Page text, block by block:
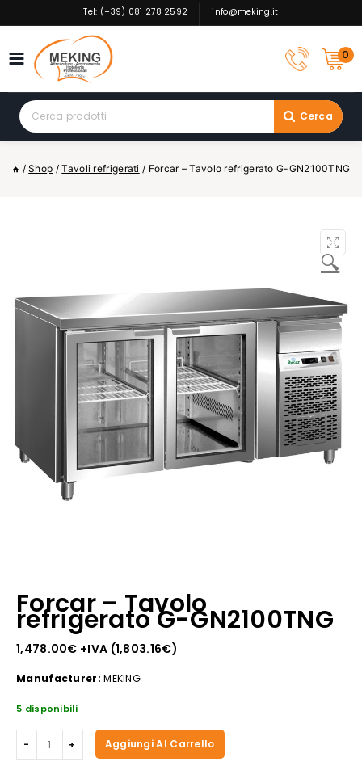
to
Tel: (+39) 081 278 2592 info@meking.it
0
Search
for:
Cerca
/ Shop / Tavoli refrigerati / Forcar – Tavolo refrigerato G-GN2100TNG
🔍
Forcar – Tavolo
refrigerato G-GN2100TNG
1,478.00€ +IVA (1,803.16€)
Manufacturer: MEKING
5 disponibili
Forcar
-
Aggiungi Al Carrello